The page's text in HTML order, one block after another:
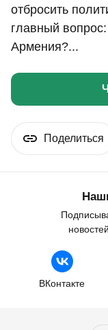
отбросить
главный
Армения?...
Поделиться
ВКонтакте